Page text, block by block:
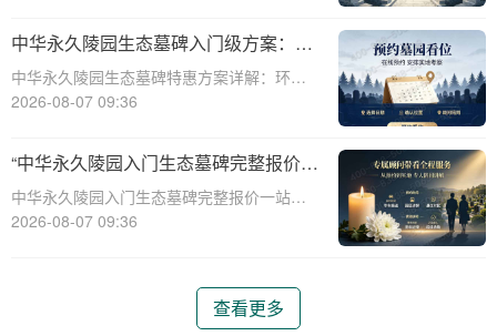
为中国领先的陵园品牌，始终致力于为家属
提供高品质、个性化的墓碑选择，同时注重
亲民价格和
中华永久陵园生态墓碑入门级方案：完
整报价与一站式服务打包特惠解析
中华永久陵园生态墓碑特惠方案详解：环
保、经济、个性化选择☎ 中华永久陵园电
提升，选择一个环保且经济的陵园及墓碑成
为许多家庭的考虑。中华永久陵园，作
2026-08-07 09:36
“中华永久陵园入门生态墓碑完整报价
一站式服务打包特惠详解”
中华永久陵园入门生态墓碑完整报价一站式
服务打包特惠详解☎ 中华永久陵园电话:400-
碑服务。生态墓碑作为一种环保、
2026-08-07 09:36
查看更多